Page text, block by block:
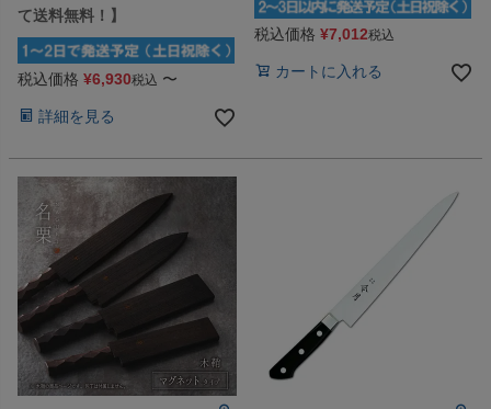
て送料無料！】
税込価格 ¥6,930税込 〜
詳細を見る
税込価格 ¥7,012税込
カートに入れる